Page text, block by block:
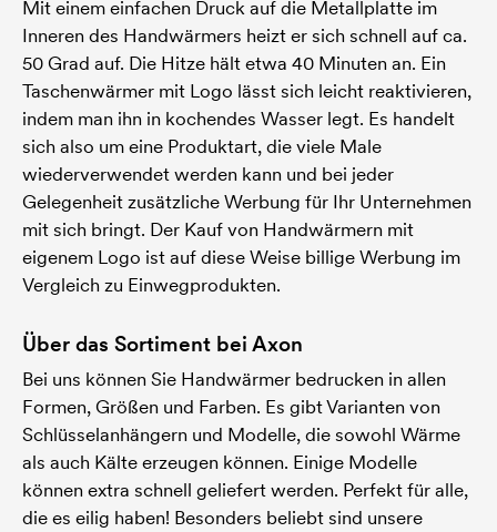
Mit einem einfachen Druck auf die Metallplatte im
Inneren des Handwärmers heizt er sich schnell auf ca.
50 Grad auf. Die Hitze hält etwa 40 Minuten an. Ein
Taschenwärmer mit Logo lässt sich leicht reaktivieren,
indem man ihn in kochendes Wasser legt. Es handelt
sich also um eine Produktart, die viele Male
wiederverwendet werden kann und bei jeder
Gelegenheit zusätzliche Werbung für Ihr Unternehmen
mit sich bringt. Der Kauf von Handwärmern mit
eigenem Logo ist auf diese Weise billige Werbung im
Vergleich zu Einwegprodukten.
Über das Sortiment bei Axon
Bei uns können Sie Handwärmer bedrucken in allen
Formen, Größen und Farben. Es gibt Varianten von
Schlüsselanhängern und Modelle, die sowohl Wärme
als auch Kälte erzeugen können. Einige Modelle
können extra schnell geliefert werden. Perfekt für alle,
die es eilig haben! Besonders beliebt sind unsere